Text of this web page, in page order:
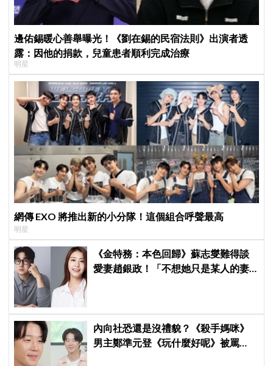
邊佑錫暖心善舉曝光！《劉在錫的民宿法則》出演者透
露：因他的捐款，兒童患者順利完成治療
明星
網傳 EXO 將推出新的小分隊！這個組合呼聲最高
明星
《金特務：本色回歸》蘇志燮難得談
愛妻趙銀政！「不想她只是某人的妻
內向社恐還是沒禮貌？《殺手媽咪》
男主鄭準元登《玩什麼好呢》被罵